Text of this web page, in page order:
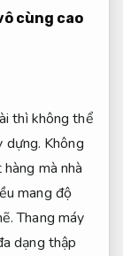
cùng cao
thì không thể
dựng. Không
mà nhà
mang độ
Thang máy
dạng thập